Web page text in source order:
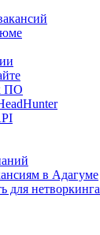
ПО
в Адагуме
для нетворкинга